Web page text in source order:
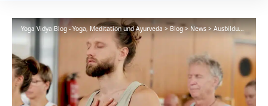
Yoga Vidya Blog - Yoga, Meditation und Ayurveda>Blog>News > Ausbildungen >